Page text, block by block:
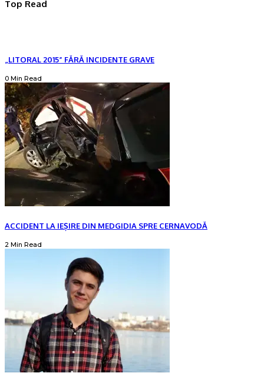
Top Read
„LITORAL 2015” FĂRĂ INCIDENTE GRAVE
0 Min Read
ACCIDENT LA IEȘIRE DIN MEDGIDIA SPRE CERNAVODĂ
2 Min Read